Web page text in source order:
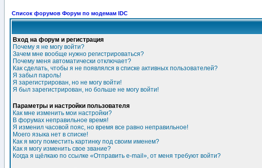
Список форумов Форум по модемам IDC
Вход на форум и регистрация
Почему я не могу войти?
Зачем мне вообще нужно регистрироваться?
Почему меня автоматически отключает?
Как сделать, чтобы я не появлялся в списке активных пользователей?
Я забыл пароль!
Я зарегистрирован, но не могу войти!
Я был зарегистрирован, но больше не могу войти!
Параметры и настройки пользователя
Как мне изменить мои настройки?
В форумах неправильное время!
Я изменил часовой пояс, но время все равно неправильное!
Моего языка нет в списке!
Как я могу поместить картинку под своим именем?
Как я могу изменить свое звание?
Когда я щёлкаю по ссылке «Отправить e-mail», от меня требуют войти?